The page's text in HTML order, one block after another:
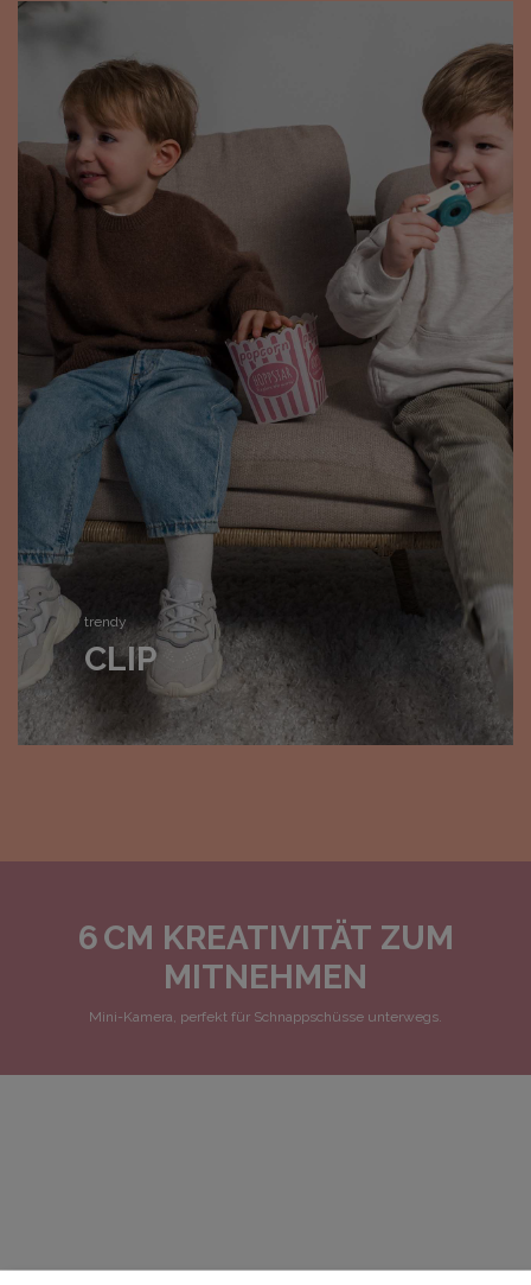
trendy
CLIP
SNAP
6 CM KREATIVITÄT ZUM
MITNEHMEN
Mini-Kamera, perfekt für Schnappschüsse unterwegs.